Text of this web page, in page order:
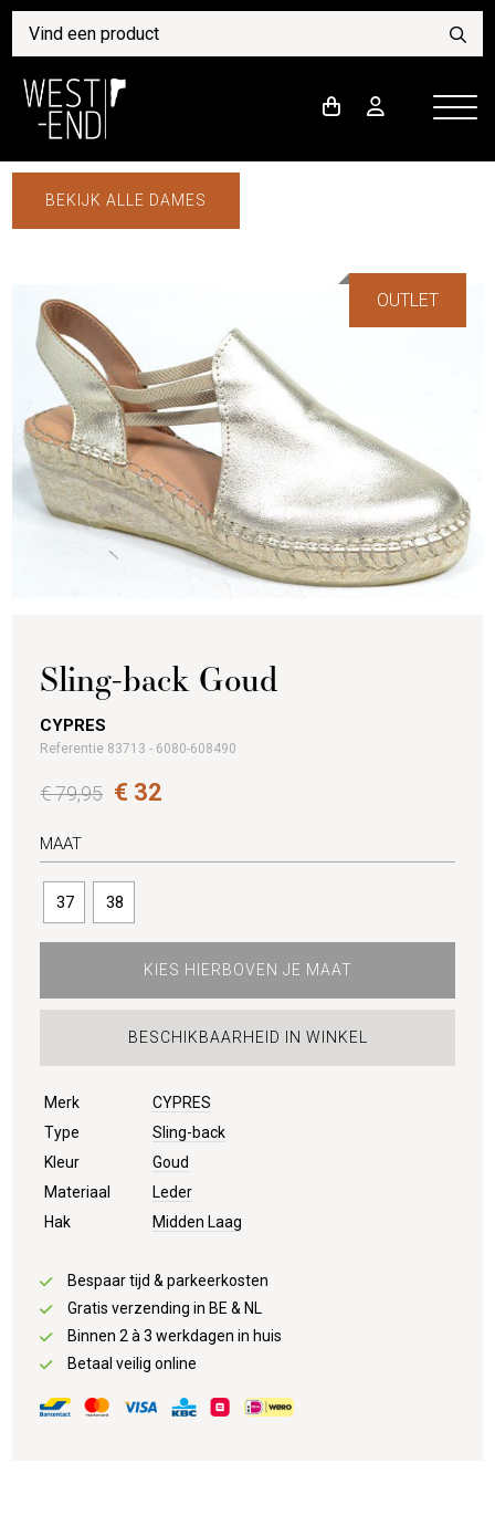
BEKIJK ALLE DAMES
OUTLET
Sling-back Goud
CYPRES
Referentie 83713 - 6080-608490
€ 79,95 € 32
MAAT
37 38
KIES HIERBOVEN JE MAAT
BESCHIKBAARHEID IN WINKEL
Merk
CYPRES
Type
Sling-back
Kleur
Goud
Materiaal
Leder
Hak
Midden Laag
Bespaar tijd & parkeerkosten
Gratis verzending in BE & NL
Binnen 2 à 3 werkdagen in huis
Betaal veilig online